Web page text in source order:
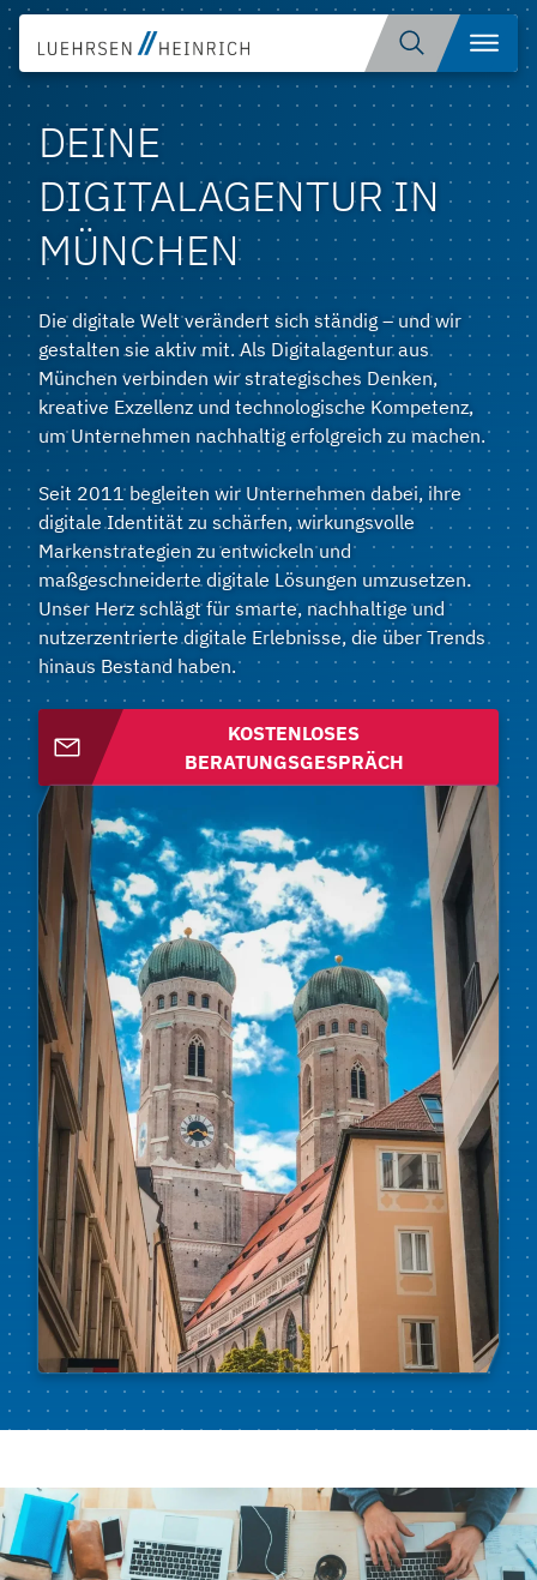
Zum
Inhalt
springen
Suche
öffnen
Menü
DEINE
DIGITALAGENTUR IN
MÜNCHEN
Die digitale Welt verändert sich ständig – und wir
gestalten sie aktiv mit. Als Digitalagentur aus
München verbinden wir strategisches Denken,
kreative Exzellenz und technologische Kompetenz,
um Unternehmen nachhaltig erfolgreich zu machen.
Seit 2011 begleiten wir Unternehmen dabei, ihre
digitale Identität zu schärfen, wirkungsvolle
Markenstrategien zu entwickeln und
maßgeschneiderte digitale Lösungen umzusetzen.
Unser Herz schlägt für smarte, nachhaltige und
nutzerzentrierte digitale Erlebnisse, die über Trends
hinaus Bestand haben.
KOSTENLOSES
BERATUNGSGESPRÄCH